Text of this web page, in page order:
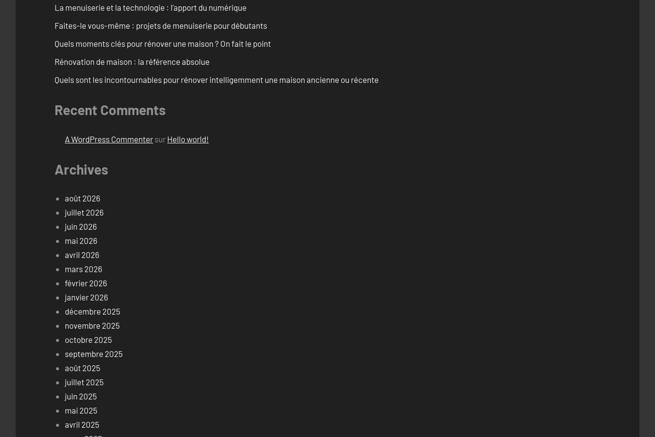
La menuiserie et la technologie : l’apport du numérique
Faites-le vous-même : projets de menuiserie pour débutants
Quels moments clés pour rénover une maison ? On fait le point
Rénovation de maison : la référence absolue
Quels sont les incontournables pour rénover intelligemment une maison ancienne ou récente
Recent Comments
A WordPress Commenter sur Hello world!
Archives
août 2026
juillet 2026
juin 2026
mai 2026
avril 2026
mars 2026
février 2026
janvier 2026
décembre 2025
novembre 2025
octobre 2025
septembre 2025
août 2025
juillet 2025
juin 2025
mai 2025
avril 2025